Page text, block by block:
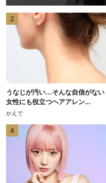
2
うなじが汚い…そんな自信がない
女性にも役立つヘアアレン...
かえで
4